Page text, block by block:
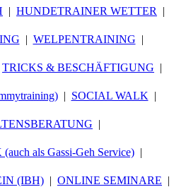
HUNDETRAINER WETTER
WELPENTRAINING
TRICKS & BESCHÄFTIGUNG
SOCIAL WALK
als Gassi-Geh Service)
(IBH) ONLINE SEMINARE